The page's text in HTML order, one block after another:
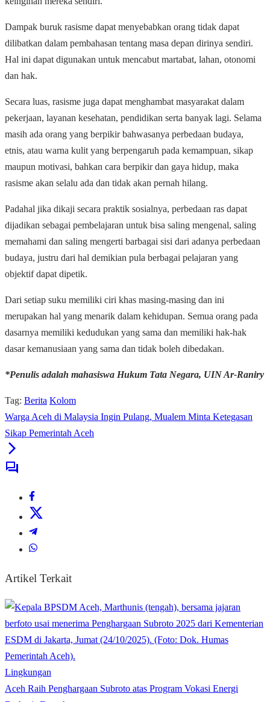
Dampak buruk rasisme dapat menyebabkan orang tidak dapat
dilibatkan dalam pembahasan tentang masa depan dirinya sendiri.
Hal ini dapat digunakan untuk mencabut martabat, lahan, otonomi
dan hak.
Secara luas, rasisme juga dapat menghambat masyarakat dalam
pekerjaan, layanan kesehatan, pendidikan serta banyak lagi. Selama
masih ada orang yang berpikir bahwasanya perbedaan budaya,
etnis, atau warna kulit yang berpengaruh pada kemampuan, sikap
maupun motivasi, bahkan cara berpikir dan gaya hidup, maka
rasisme akan selalu ada dan tidak akan pernah hilang.
Padahal jika dikaji secara praktik sosialnya, perbedaan ras dapat
dijadikan sebagai pembelajaran untuk bisa saling mengenal, saling
memahami dan saling mengerti barbagai sisi dari adanya perbedaan
budaya, justru dari hal demikian pula berbagai pelajaran yang
objektif dapat dipetik.
Dari setiap suku memiliki ciri khas masing-masing dan ini
merupakan hal yang menarik dalam kehidupan. Semua orang pada
dasarnya memiliki kedudukan yang sama dan memiliki hak-hak
dasar kemanusiaan yang sama dan tidak boleh dibedakan.
*Penulis adalah mahasiswa Hukum Tata Negara, UIN Ar-Raniry
Tag: Berita Kolom
Warga Aceh di Malaysia Ingin Pulang, Mualem Minta Ketegasan
Sikap Pemerintah Aceh
Artikel Terkait
Lingkungan
Aceh Raih Penghargaan Subroto atas Program Vokasi Energi